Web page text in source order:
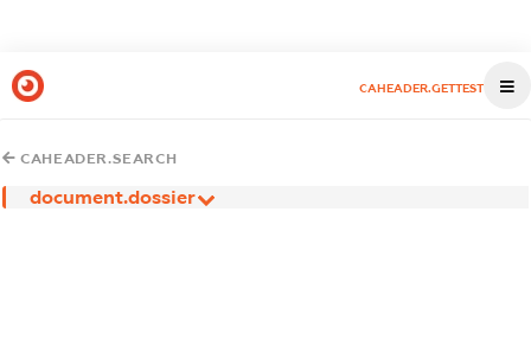
CAHEADER.GETTEST
CAHEADER.SEARCH
document.dossier